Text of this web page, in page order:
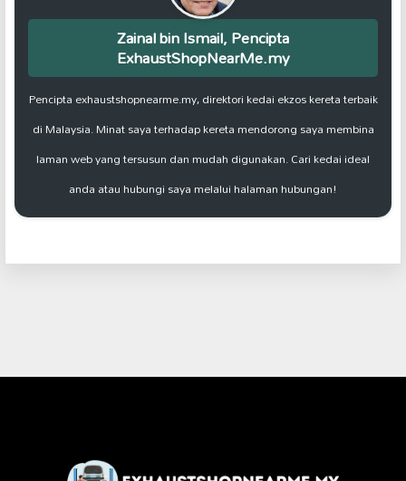
Zainal bin Ismail, Pencipta
ExhaustShopNearMe.my
Pencipta exhaustshopnearme.my, direktori kedai ekzos kereta terbaik
di Malaysia. Minat saya terhadap kereta mendorong saya membina
laman web yang tersusun dan mudah digunakan. Cari kedai ideal
anda atau hubungi saya melalui halaman hubungan!